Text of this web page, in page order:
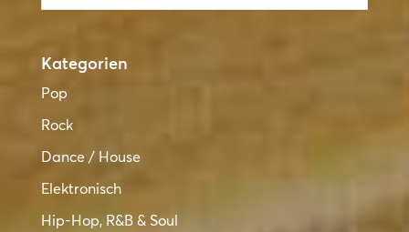
Kategorien
Pop
Rock
Dance / House
Elektronisch
Hip-Hop, R&B & Soul